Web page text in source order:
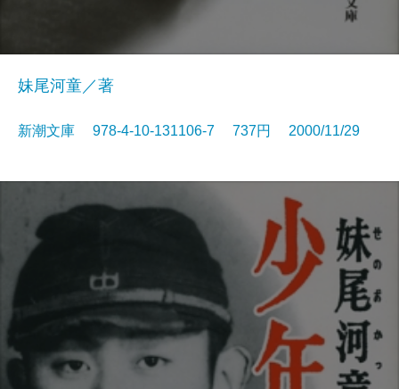
妹尾河童／著
新潮文庫 978-4-10-131106-7 737円 2000/11/29